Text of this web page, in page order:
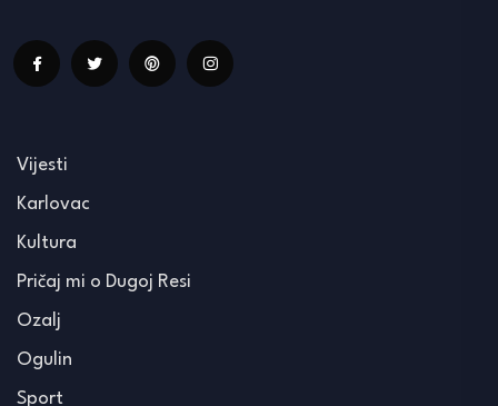
Vijesti
Karlovac
Kultura
Pričaj mi o Dugoj Resi
Ozalj
Ogulin
Sport